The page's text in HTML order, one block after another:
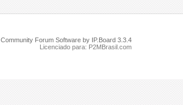
Community Forum Software by IP.Board 3.3.4
Licenciado para: P2MBrasil.com